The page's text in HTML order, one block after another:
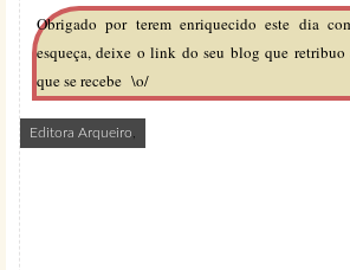
Editora Arqueiro
Obrigado por terem enriquecido este dia
esqueça, deixe o link do seu blog que retribuo
que se recebe \o/